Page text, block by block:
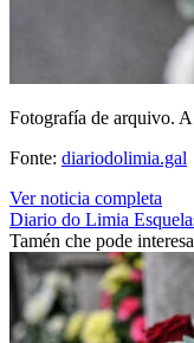
Fotografía de arquivo.
Fonte: diariodolimia.gal
Ver noticia completa
Diario do Limia
Tamén che pode